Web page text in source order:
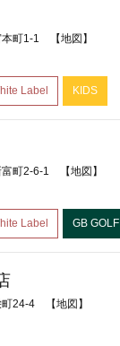
本町1-1
【地図】
Label KIDS
富町2-6-1
【地図】
Label GB GOLF
町24-4
【地図】